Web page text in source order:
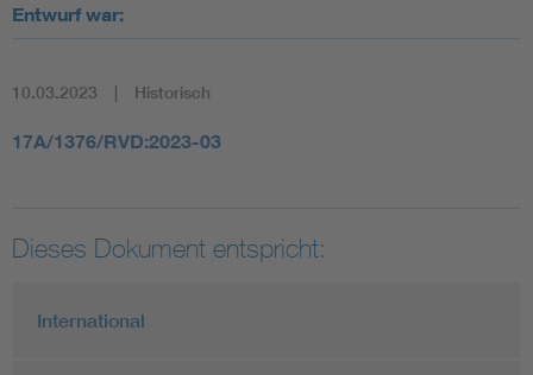
Entwurf war:
10.03.2023 Historisch
17A/1376/RVD:2023-03
Dieses Dokument entspricht:
International